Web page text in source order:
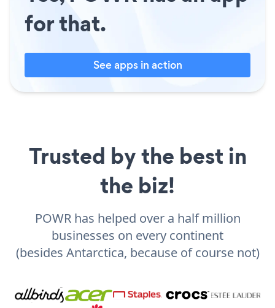
for that.
See apps in action
Trusted by the best in
the biz!
POWR has helped over a half million
businesses on every continent
(besides Antarctica, because of course not)